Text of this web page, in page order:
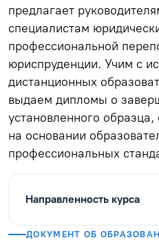
предлагает
специалистам
профессиональной
юриспруденции. Учим с
дистанционных
выдаем дипломы о
установленного
на основании
профессиональных
Направленность курса
ДОКУМЕНТ ОБ